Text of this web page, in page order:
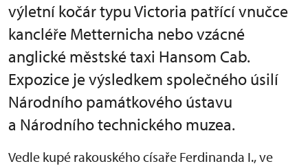
výletní kočár typu Victoria patřící vnučce
kancléře Metternicha nebo vzácné
anglické městské taxi Hansom Cab.
Expozice je výsledkem společného úsilí
Národního památkového ústavu
a Národního technického muzea.
Vedle kupé rakouského císaře Ferdinanda I., ve